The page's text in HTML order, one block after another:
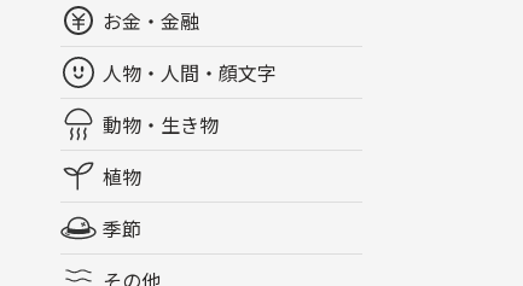
お金・金融
人物・人間・顔文字
動物・生き物
植物
季節
その他